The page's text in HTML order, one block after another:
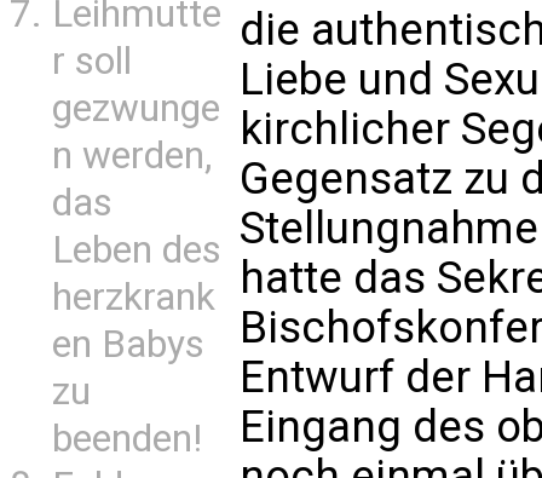
Leihmutte
r soll
gezwunge
n werden,
das
Leben des
herzkrank
en Babys
zu
beenden!
die
Liebe und
kirchlicher
Gegensatz zu
hatte das
Entwurf der
Eingang des